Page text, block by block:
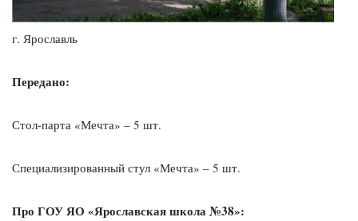
г. Ярославль
Передано:
Стол-парта «Мечта» – 5 шт.
Специализированный стул «Мечта» – 5 шт.
Про ГОУ ЯО «Ярославская школа №38»: